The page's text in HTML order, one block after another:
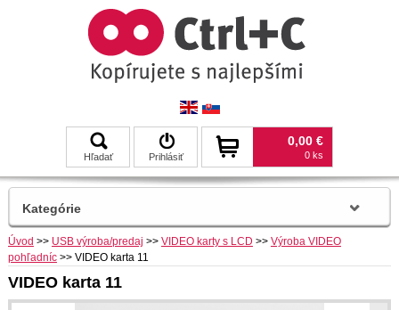
Hľadať Prihlásiť
0,00 €
0 ks
Úvod >> USB výroba/predaj >> VIDEO karty s LCD >> Výroba VIDEO
pohľadníc >> VIDEO karta 11
VIDEO karta 11
Kategórie